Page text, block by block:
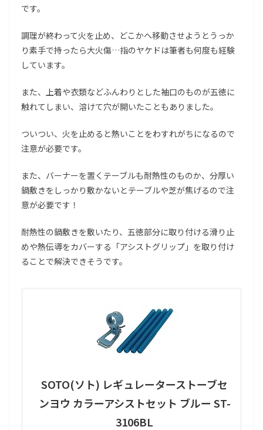
です。
調理が終わって火を止め、どこかへ移動させようとうっか
り素手で持ったら大火傷…指のヤケドは筆者も何度も経験
しています。
また、上着や衣類などふんわりとした袖口のものが五徳に
触れてしまい、溶けて穴が開いたこともありました。
ついつい、火を止めると熱いことをわすれがちになるので
注意が必要です。
また、バーナーを置くテーブルも耐熱性のものか、分厚い
鍋敷きをしっかり敷かないとテーブルや芝が焦げるので注
意が必要です！
耐熱性の鍋敷きを敷いたり、五徳部分に取り付ける滑り止
めや熱伝導をカバーする「アシストグリップ」を取り付け
ることで解決できそうです。
SOTO(ソト) レギュレーターストーブセ
ンヨウ カラーアシストセット ブルー ST-
3106BL